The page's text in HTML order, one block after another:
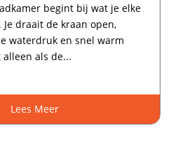
begint bij wat je elke
draait de kraan open,
waterdruk en snel warm
als de...
Lees Meer